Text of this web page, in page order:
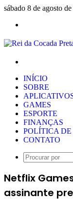
sábado 8 de agosto
INÍCIO
SOBRE
GAMES
ESPORTE
FINANÇAS
POLÍTICA
CONTATO
Netflix
assinante